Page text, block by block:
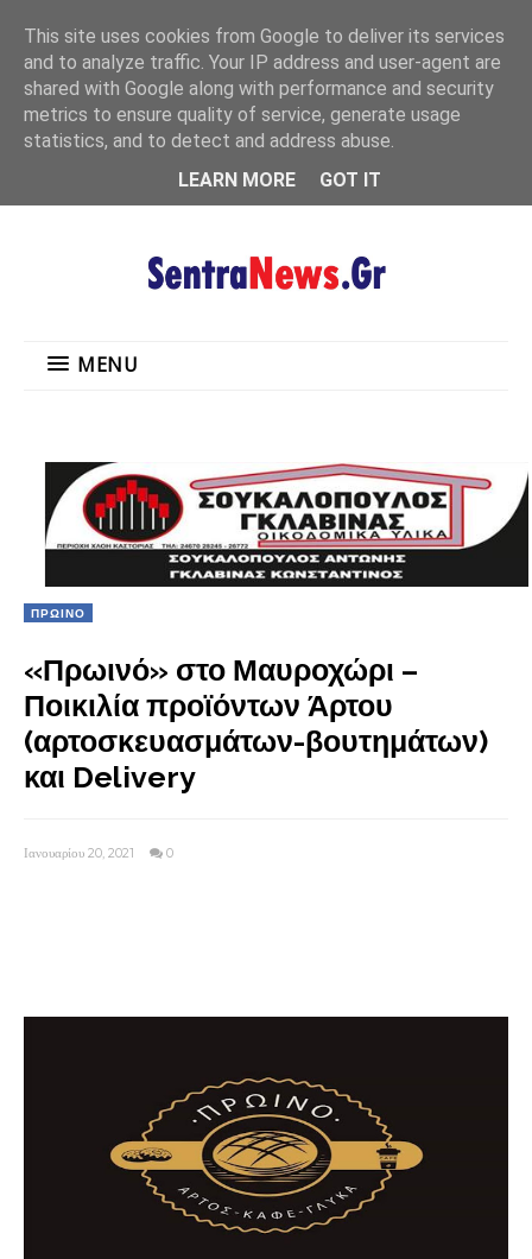
MENU
MENU
ΠΡΩΙΝΟ
«Πρωινό» στο Μαυροχώρι –
Ποικιλία προϊόντων Άρτου
(αρτοσκευασμάτων-βουτημάτων)
και Delivery
Ιανουαρίου 20, 2021 0
This site uses cookies from Google to deliver its services
and to analyze traffic. Your IP address and user-agent are
shared with Google along with performance and security
metrics to ensure quality of service, generate usage
statistics, and to detect and address abuse.
LEARN MORE
GOT IT